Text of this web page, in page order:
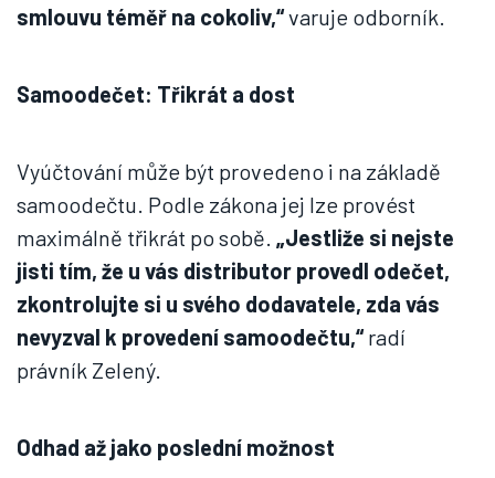
smlouvu téměř na cokoliv,“varuje odborník.
Samoodečet: Třikrát a dost
Vyúčtování může být provedeno i na základě
samoodečtu. Podle zákona jej lze provést
maximálně třikrát po sobě. „Jestliže si nejste
jisti tím, že u vás distributor provedl odečet,
zkontrolujte si u svého dodavatele, zda vás
nevyzval k provedení samoodečtu,“radí
právník Zelený.
Odhad až jako poslední možnost